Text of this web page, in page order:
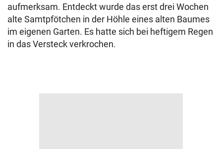
aufmerksam. Entdeckt wurde das erst drei Wochen
alte Samtpfötchen in der Höhle eines alten Baumes
im eigenen Garten. Es hatte sich bei heftigem Regen
in das Versteck verkrochen.